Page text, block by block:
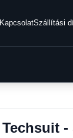
KapcsolatSzállítási
Techsuit -